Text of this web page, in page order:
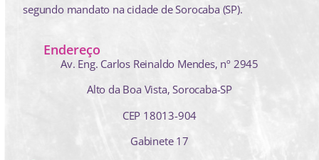
segundo mandato na cidade de Sorocaba (SP).
Endereço
Av. Eng. Carlos Reinaldo Mendes, nº 2945
Alto da Boa Vista, Sorocaba-SP
CEP 18013-904
Gabinete 17